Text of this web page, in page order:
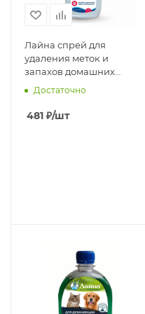
Лайна спрей для
удаления меток и
запахов домашних
животных (запах пихты)
750 мл
Достаточно
481 ₽/шт